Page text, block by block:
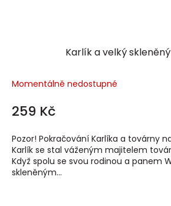
Karlík a velký
Momentálně nedostupné
259 Kč
Pozor! Pokračování Karlíka a továrny
Karlík se stal váženým majitelem
Když spolu se svou rodinou a panem
skleněným...